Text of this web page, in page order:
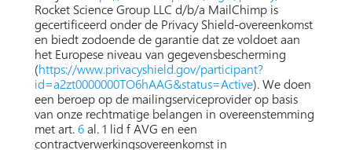
Rocket Science Group LLC d/b/a MailChimp is
gecertificeerd onder de Privacy Shield-overeenkomst
en biedt zodoende de garantie dat ze voldoet aan
het Europese niveau van gegevensbescherming
(https://www.privacyshield.gov/participant?
id=a2zt0000000TO6hAAG&status=Active). We doen
een beroep op de mailingserviceprovider op basis
van onze rechtmatige belangen in overeenstemming
met art.6al. 1 lid f AVG en een
contractverwerkingsovereenkomst in